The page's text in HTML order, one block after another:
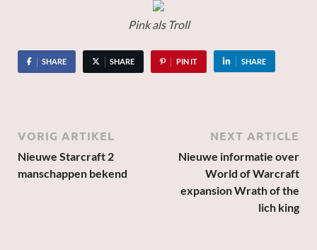
Pink als Troll
SHARE SHARE PIN IT SHARE
VORIG ARTIKEL
Nieuwe Starcraft 2
manschappen bekend
NEXT ARTICLE
Nieuwe informatie over
World of Warcraft
expansion Wrath of the
lich king